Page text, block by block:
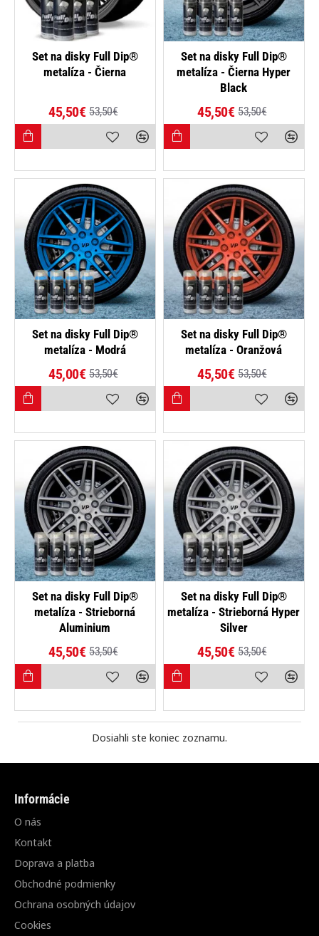
-15%
Set na disky Full Dip®
metalíza - Čierna
45,50€ 53,50€
-15%
Set na disky Full Dip®
metalíza - Čierna Hyper
Black
45,50€ 53,50€
-16%
Set na disky Full Dip®
metalíza - Modrá
45,00€ 53,50€
-15%
Set na disky Full Dip®
metalíza - Oranžová
45,50€ 53,50€
-15%
Set na disky Full Dip®
metalíza - Strieborná
Aluminium
45,50€ 53,50€
-15%
Set na disky Full Dip®
metalíza - Strieborná Hyper
Silver
45,50€ 53,50€
Dosiahli ste koniec zoznamu.
Informácie
O nás
Kontakt
Doprava a platba
Obchodné podmienky
Ochrana osobných údajov
Cookies